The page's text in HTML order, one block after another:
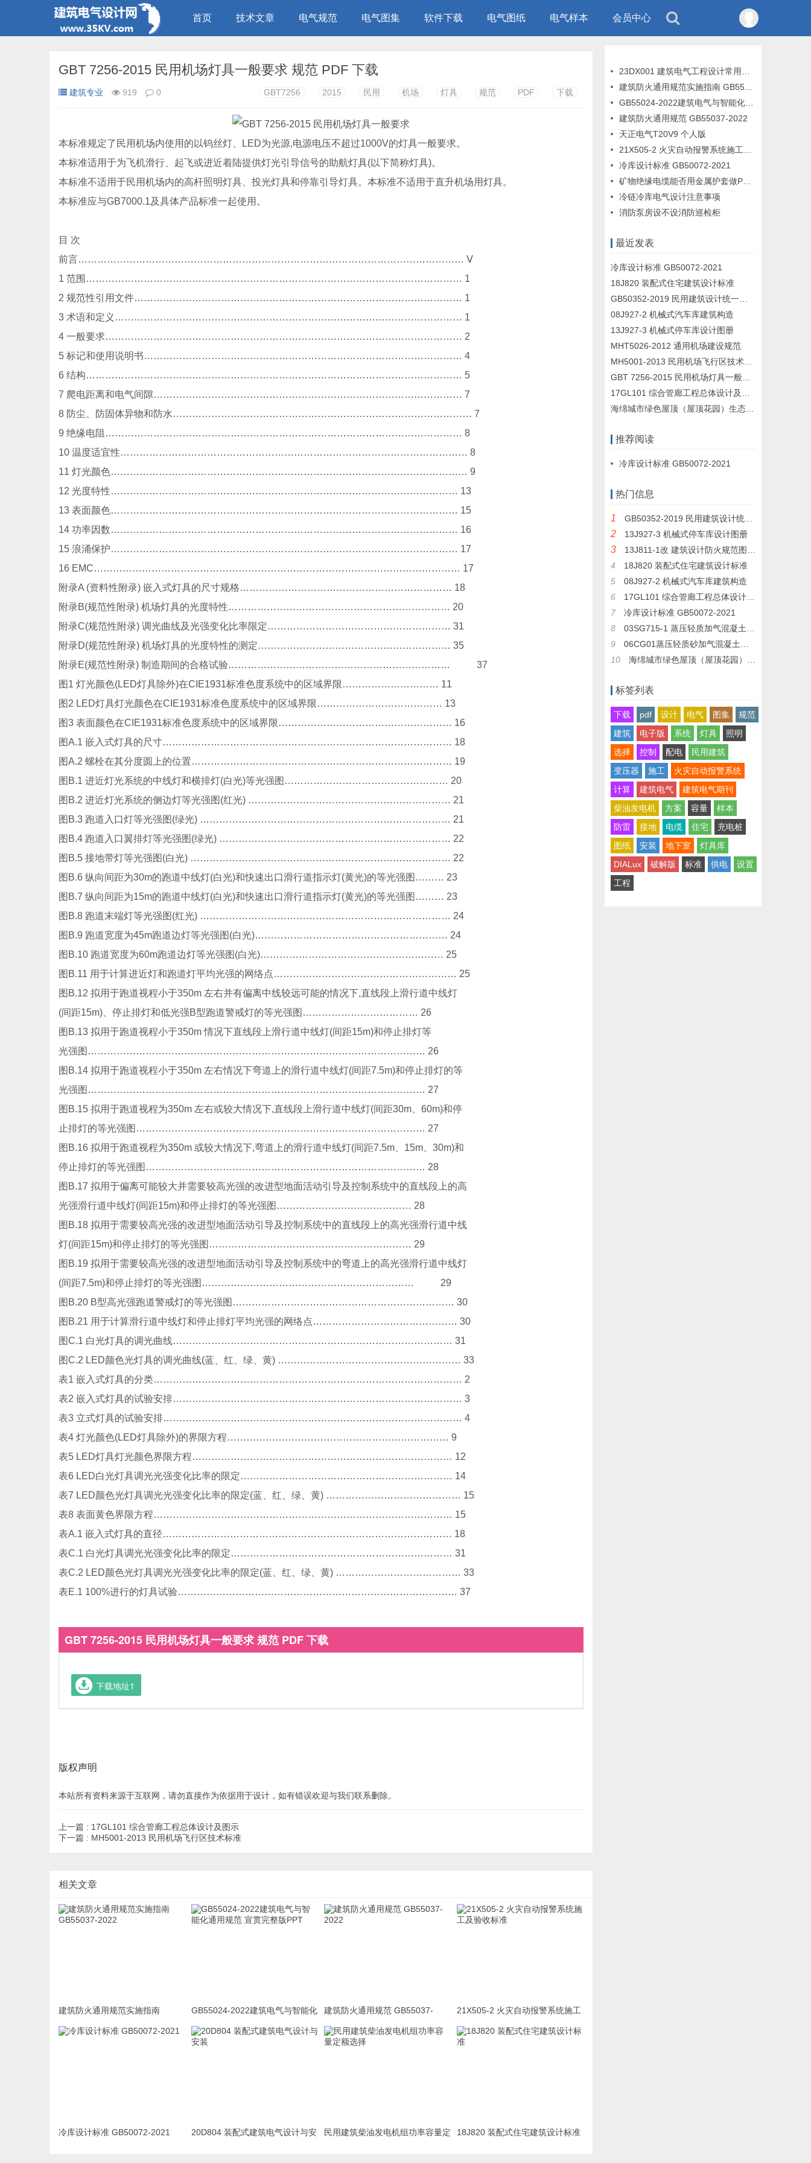
首页 技术文章 电气规范 电气图集 软件下载 电气图纸 电气样本 会员中心
GBT 7256-2015 民用机场灯具一般要求 规范 PDF 下载
建筑专业 919 0 GBT7256 2015 民用 机场 灯具 规范 PDF 下载
本标准规定了民用机场内使用的以钨丝灯、LED为光源,电源电压不超过1000V的灯具一般要求。
本标准适用于为飞机滑行、起飞或进近着陆提供灯光引导信号的助航灯具(以下简称灯具)。
本标准不适用于民用机场内的高杆照明灯具、投光灯具和停靠引导灯具。本标准不适用于直升机场用灯具。
本标准应与GB7000.1及具体产品标准一起使用。
目 次
前言………………………………………………………………………………………………………… Ⅴ
1 范围……………………………………………………………………………………………………… 1
2 规范性引用文件………………………………………………………………………………………… 1
3 术语和定义……………………………………………………………………………………………… 1
4 一般要求………………………………………………………………………………………………… 2
5 标记和使用说明书……………………………………………………………………………………… 4
6 结构……………………………………………………………………………………………………… 5
7 爬电距离和电气间隙…………………………………………………………………………………… 7
8 防尘、防固体异物和防水………………………………………………………………………………… 7
9 绝缘电阻………………………………………………………………………………………………… 8
10 温度适宜性……………………………………………………………………………………………… 8
11 灯光颜色………………………………………………………………………………………………… 9
12 光度特性……………………………………………………………………………………………… 13
13 表面颜色……………………………………………………………………………………………… 15
14 功率因数……………………………………………………………………………………………… 16
15 浪涌保护……………………………………………………………………………………………… 17
16 EMC…………………………………………………………………………………………………… 17
附录A (资料性附录) 嵌入式灯具的尺寸规格………………………………………………………… 18
附录B(规范性附录) 机场灯具的光度特性…………………………………………………………… 20
附录C(规范性附录) 调光曲线及光强变化比率限定………………………………………………… 31
附录D(规范性附录) 机场灯具的光度特性的测定…………………………………………………… 35
附录E(规范性附录) 制造期间的合格试验…………………………………………………………… 37
图1 灯光颜色(LED灯具除外)在CIE1931标准色度系统中的区域界限………………………… 11
图2 LED灯具灯光颜色在CIE1931标准色度系统中的区域界限………………………………… 13
图3 表面颜色在CIE1931标准色度系统中的区域界限……………………………………………… 16
图A.1 嵌入式灯具的尺寸……………………………………………………………………………… 18
图A.2 螺栓在其分度圆上的位置……………………………………………………………………… 19
图B.1 进近灯光系统的中线灯和横排灯(白光)等光强图…………………………………………… 20
图B.2 进近灯光系统的侧边灯等光强图(红光) ……………………………………………………… 21
图B.3 跑道入口灯等光强图(绿光) …………………………………………………………………… 21
图B.4 跑道入口翼排灯等光强图(绿光) ……………………………………………………………… 22
图B.5 接地带灯等光强图(白光) ……………………………………………………………………… 22
图B.6 纵向间距为30m的跑道中线灯(白光)和快速出口滑行道指示灯(黄光)的等光强图……… 23
图B.7 纵向间距为15m的跑道中线灯(白光)和快速出口滑行道指示灯(黄光)的等光强图……… 23
图B.8 跑道末端灯等光强图(红光) …………………………………………………………………… 24
图B.9 跑道宽度为45m跑道边灯等光强图(白光)…………………………………………………… 24
图B.10 跑道宽度为60m跑道边灯等光强图(白光)………………………………………………… 25
图B.11 用于计算进近灯和跑道灯平均光强的网络点………………………………………………… 25
图B.12 拟用于跑道视程小于350m 左右并有偏离中线较远可能的情况下,直线段上滑行道中线灯
(间距15m)、停止排灯和低光强B型跑道警戒灯的等光强图……………………………… 26
图B.13 拟用于跑道视程小于350m 情况下直线段上滑行道中线灯(间距15m)和停止排灯等
光强图…………………………………………………………………………………………… 26
图B.14 拟用于跑道视程小于350m 左右情况下弯道上的滑行道中线灯(间距7.5m)和停止排灯的等
光强图…………………………………………………………………………………………… 27
图B.15 拟用于跑道视程为350m 左右或较大情况下,直线段上滑行道中线灯(间距30m、60m)和停
止排灯的等光强图……………………………………………………………………………… 27
图B.16 拟用于跑道视程为350m 或较大情况下,弯道上的滑行道中线灯(间距7.5m、15m、30m)和
停止排灯的等光强图…………………………………………………………………………… 28
图B.17 拟用于偏离可能较大并需要较高光强的改进型地面活动引导及控制系统中的直线段上的高
光强滑行道中线灯(间距15m)和停止排灯的等光强图…………………………………… 28
图B.18 拟用于需要较高光强的改进型地面活动引导及控制系统中的直线段上的高光强滑行道中线
灯(间距15m)和停止排灯的等光强图……………………………………………………… 29
图B.19 拟用于需要较高光强的改进型地面活动引导及控制系统中的弯道上的高光强滑行道中线灯
(间距7.5m)和停止排灯的等光强图………………………………………………………… 29
图B.20 B型高光强跑道警戒灯的等光强图…………………………………………………………… 30
图B.21 用于计算滑行道中线灯和停止排灯平均光强的网络点……………………………………… 30
图C.1 白光灯具的调光曲线…………………………………………………………………………… 31
图C.2 LED颜色光灯具的调光曲线(蓝、红、绿、黄) ………………………………………………… 33
表1 嵌入式灯具的分类…………………………………………………………………………………… 2
表2 嵌入式灯具的试验安排……………………………………………………………………………… 3
表3 立式灯具的试验安排………………………………………………………………………………… 4
表4 灯光颜色(LED灯具除外)的界限方程…………………………………………………………… 9
表5 LED灯具灯光颜色界限方程……………………………………………………………………… 12
表6 LED白光灯具调光光强变化比率的限定………………………………………………………… 14
表7 LED颜色光灯具调光光强变化比率的限定(蓝、红、绿、黄) …………………………………… 15
表8 表面黄色界限方程………………………………………………………………………………… 15
表A.1 嵌入式灯具的直径……………………………………………………………………………… 18
表C.1 白光灯具调光光强变化比率的限定…………………………………………………………… 31
表C.2 LED颜色光灯具调光光强变化比率的限定(蓝、红、绿、黄) ………………………………… 33
表E.1 100%进行的灯具试验…………………………………………………………………………… 37
GBT 7256-2015 民用机场灯具一般要求 规范 PDF 下载
下载地址1
版权声明
本站所有资料来源于互联网，请勿直接作为依据用于设计，如有错误欢迎与我们联系删除。
上一篇 : 17GL101 综合管廊工程总体设计及图示
下一篇 : MH5001-2013 民用机场飞行区技术标准
相关文章
建筑防火通用规范实施指南
GB55037-2022
GB55024-2022建筑电气与智能化
通用规范 宣贯完整版PPT
建筑防火通用规范 GB55037-
2022
21X505-2 火灾自动报警系统施工
及验收标准
冷库设计标准 GB50072-2021
20D804 装配式建筑电气设计与安
民用建筑柴油发电机组功率容量定
18J820 装配式住宅建筑设计标准
23DX001 建筑电气工程设计常用图形和文字符号
建筑防火通用规范实施指南 GB55037-2022
GB55024-2022建筑电气与智能化通用规范 宣贯完整版PPT
建筑防火通用规范 GB55037-2022
天正电气T20V9 个人版
21X505-2 火灾自动报警系统施工及验收标准
冷库设计标准 GB50072-2021
矿物绝缘电缆能否用金属护套做PE线
冷链冷库电气设计注意事项
消防泵房设不设消防巡检柜
最近发表
冷库设计标准 GB50072-2021
18J820 装配式住宅建筑设计标准
08J927-2 机械式汽车库建筑构造
13J927-3 机械式停车库设计图册
MHT5026-2012 通用机场建设规范
推荐阅读
冷库设计标准 GB50072-2021
热门信息
1 GB50352-2019 民用建筑设计统一标准
2 13J927-3 机械式停车库设计图册
3
13J811-1改 建筑设计防火规范图示 2015年修改版
4
18J820 装配式住宅建筑设计标准
5
08J927-2 机械式汽车库建筑构造
6
17GL101 综合管廊工程总体设计及图示
7
冷库设计标准 GB50072-2021
8
03SG715-1 蒸压轻质加气混凝土板构造详图
9
06CG01蒸压轻质砂加气混凝土砌块(AAC)及板材连接构造
10
海绵城市绿色屋顶（屋顶花园）生态种植容器样本及施工图纸
标签列表
下载 pdf 设计 电气 图集
规范
建筑
电子版 系统 灯具
照明
选择
控制 配电
民用建筑
变压器
施工
火灾自动报警系统
计算
建筑电气
建筑电气期刊
柴油发电机
方案 容量
样本
防雷
接地 电缆 住宅
充电桩
图纸
安装 地下室
灯具库
DIALux
破解版 标准 供电
设置
工程